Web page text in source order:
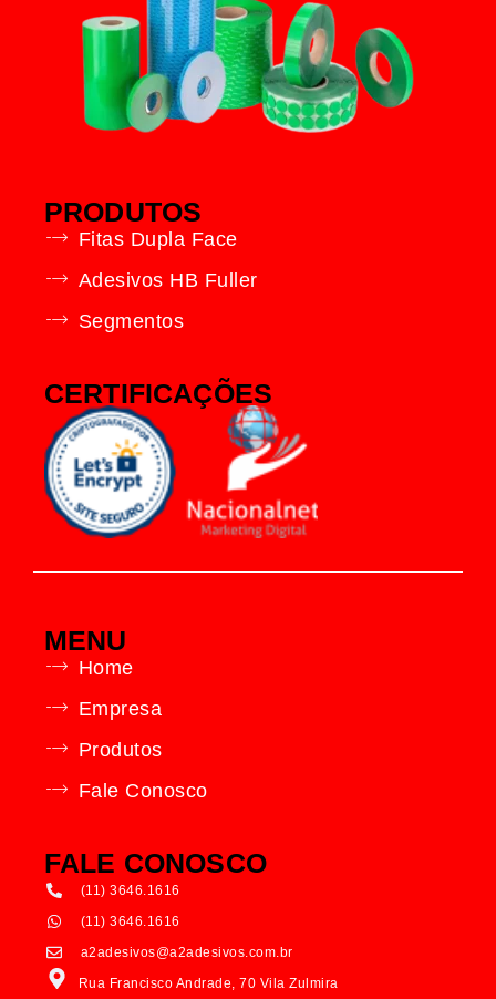
PRODUTOS
Fitas Dupla Face
Adesivos HB Fuller
Segmentos
CERTIFICAÇÕES
MENU
Home
Empresa
Produtos
Fale Conosco
FALE CONOSCO
(11) 3646.1616
(11) 3646.1616
a2adesivos@a2adesivos.com.br
Rua Francisco Andrade, 70 Vila Zulmira